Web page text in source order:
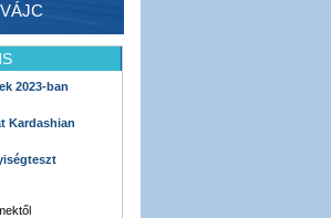
2023-ban
Kardashian